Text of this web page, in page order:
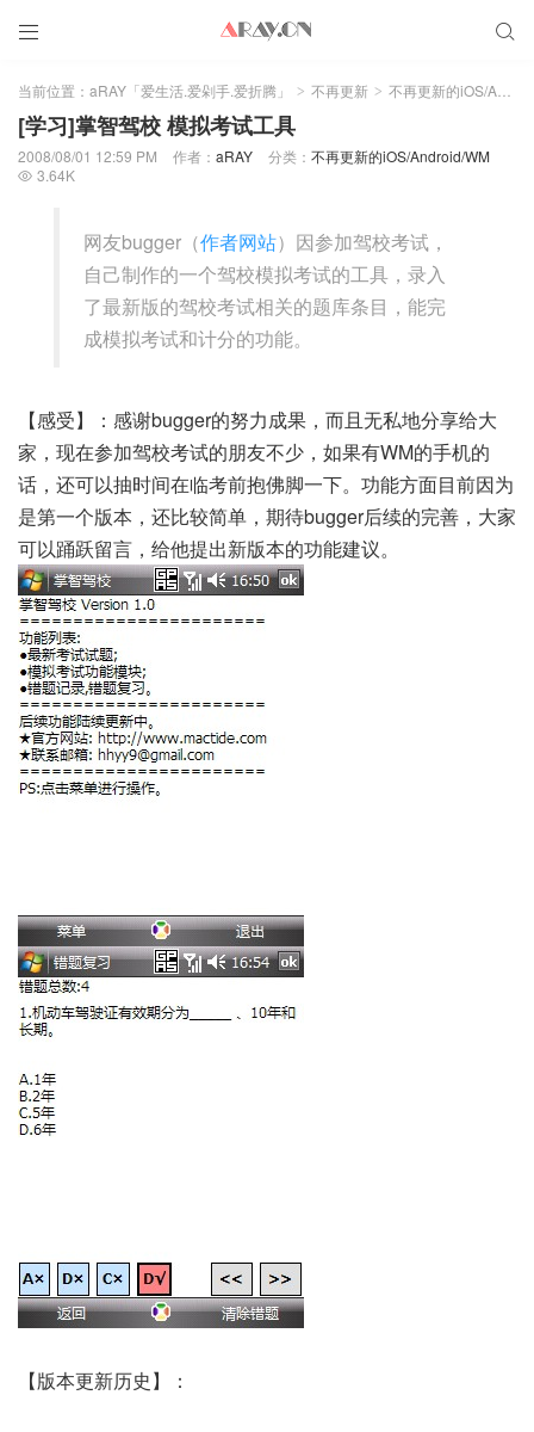
 
当前位置： aRAY「爱生活.爱剁手.爱折腾」 > 不再更新 > 不再更新的iOS/Android/WM
[学习]掌智驾校 模拟考试工具
2008/08/01 12:59 PM 作者： aRAY 分类： 不再更新的iOS/Android/WM
 3.64K
网友bugger（作者网站）因参加驾校考试，
自己制作的一个驾校模拟考试的工具，录入
了最新版的驾校考试相关的题库条目，能完
成模拟考试和计分的功能。
【感受】：感谢bugger的努力成果，而且无私地分享给大
家，现在参加驾校考试的朋友不少，如果有WM的手机的
话，还可以抽时间在临考前抱佛脚一下。功能方面目前因为
是第一个版本，还比较简单，期待bugger后续的完善，大家
可以踊跃留言，给他提出新版本的功能建议。
【版本更新历史】：